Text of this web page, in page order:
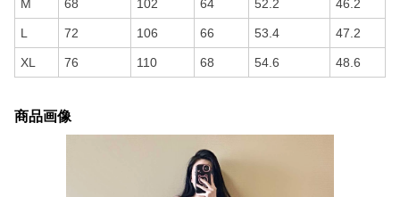
M 68 102 64 52.2 46.2
L 72 106 66 53.4 47.2
XL 76 110 68 54.6 48.6
商品画像